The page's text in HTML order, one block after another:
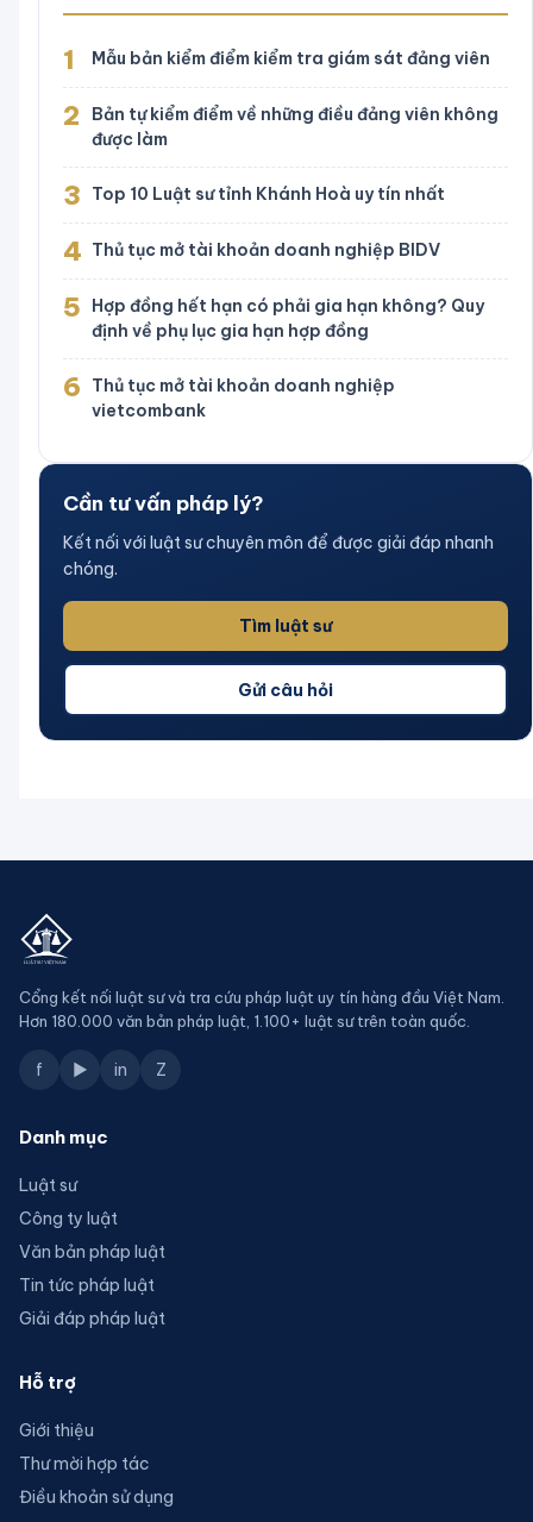
1 Mẫu bản kiểm điểm kiểm tra giám sát đảng viên
2
Bản tự kiểm điểm về những điều đảng viên không
được làm
3 Top 10 Luật sư tỉnh Khánh Hoà uy tín nhất
4 Thủ tục mở tài khoản doanh nghiệp BIDV
5
Hợp đồng hết hạn có phải gia hạn không? Quy
định về phụ lục gia hạn hợp đồng
6
Thủ tục mở tài khoản doanh nghiệp
vietcombank
Cần tư vấn pháp lý?
Kết nối với luật sư chuyên môn để được giải đáp nhanh
chóng.
Tìm luật sư
Gửi câu hỏi
Cổng kết nối luật sư và tra cứu pháp luật uy tín hàng đầu Việt Nam.
Hơn 180.000 văn bản pháp luật, 1.100+ luật sư trên toàn quốc.
f ▶ in Z
Danh mục
Luật sư
Công ty luật
Văn bản pháp luật
Tin tức pháp luật
Giải đáp pháp luật
Hỗ trợ
Giới thiệu
Thư mời hợp tác
Điều khoản sử dụng